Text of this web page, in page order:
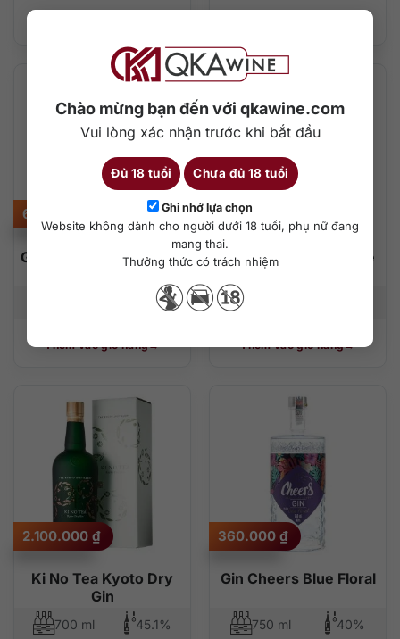
Chào mừng bạn đến với qkawine.com
Vui lòng xác nhận trước khi bắt đầu
Đủ 18 tuổi Chưa đủ 18 tuổi
Ghi nhớ lựa chọn
Website không dành cho người dưới 18 tuổi, phụ nữ đang
mang thai.
Thưởng thức có trách nhiệm
Gin Tanqueray Malacca
650.000
41.3%
Thêm vào giỏ hàng
Gin Tanqueray Flor de
650.000
Thêm vào giỏ hàng
Ki No Tea Kyoto Dry
Gin
2.100.000 ₫
700 ml 45.1%
Gin Cheers Blue Floral
360.000 ₫
750 ml 40%